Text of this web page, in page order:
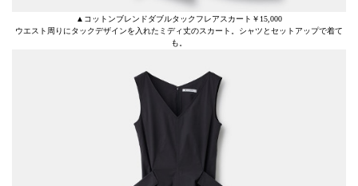
▲コットンブレンドダブルタックフレアスカート￥15,000
ウエスト周りにタックデザインを入れたミディ丈のスカート。シャツとセットアップで着て
も。